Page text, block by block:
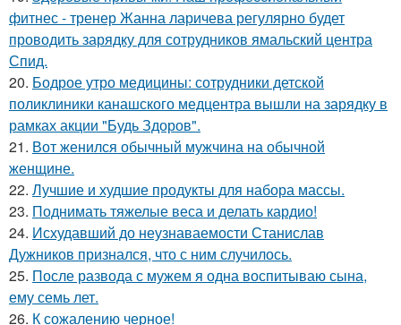
фитнес - тренер Жанна ларичева регулярно будет
проводить зарядку для сотрудников ямальский центра
Спид.
20. Бодрое утро медицины: сотрудники детской
поликлиники канашского медцентра вышли на зарядку в
рамках акции "Будь Здоров".
21. Вот женился обычный мужчина на обычной
женщине.
22. Лучшие и худшие продукты для набора массы.
23. Поднимать тяжелые веса и делать кардио!
24. Исхудавший до неузнаваемости Станислав
Дужников признался, что с ним случилось.
25. После развода с мужем я одна воспитываю сына,
ему семь лет.
26. К сожалению черное!